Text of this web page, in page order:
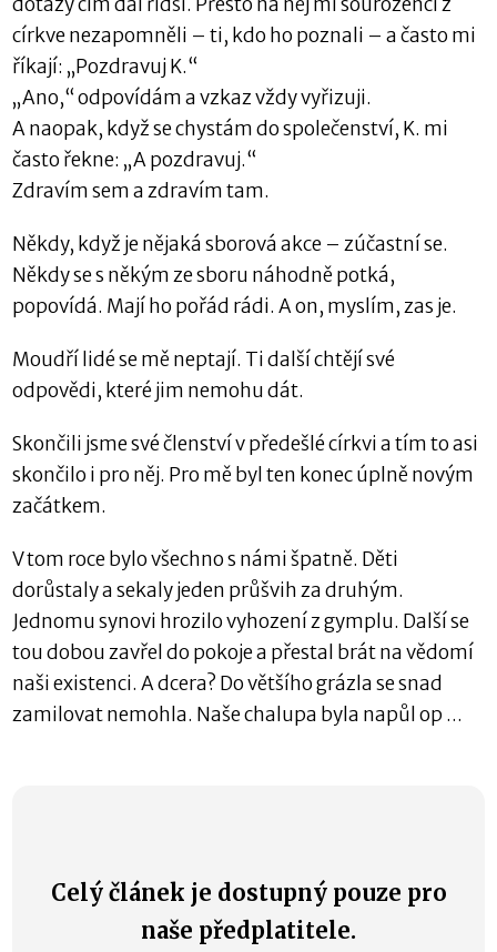
církve nezapomněli – ti, kdo ho poznali – a často mi
říkají: „Pozdravuj K.“
„Ano,“ odpovídám a vzkaz vždy vyřizuji.
A naopak, když se chystám do společenství, K. mi
často řekne: „A pozdravuj.“
Zdravím sem a zdravím tam.
Někdy, když je nějaká sborová akce – zúčastní se.
Někdy se s někým ze sboru náhodně potká,
popovídá. Mají ho pořád rádi. A on, myslím, zas je.
Moudří lidé se mě neptají. Ti další chtějí své
odpovědi, které jim nemohu dát.
Skončili jsme své členství v předešlé církvi a tím to asi
skončilo i pro něj. Pro mě byl ten konec úplně novým
začátkem.
V tom roce bylo všechno s námi špatně. Děti
dorůstaly a sekaly jeden průšvih za druhým.
Jednomu synovi hrozilo vyhození z gymplu. Další se
tou dobou zavřel do pokoje a přestal brát na vědomí
naši existenci. A dcera? Do většího grázla se snad
zamilovat nemohla. Naše chalupa byla napůl op ...
Celý článek je dostupný pouze pro
naše předplatitele.